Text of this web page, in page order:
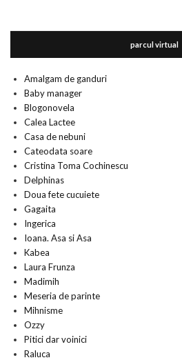
parcul virtual
Amalgam de ganduri
Baby manager
Blogonovela
Calea Lactee
Casa de nebuni
Cateodata soare
Cristina Toma Cochinescu
Delphinas
Doua fete cucuiete
Gagaita
Ingerica
Ioana. Asa si Asa
Kabea
Laura Frunza
Madimih
Meseria de parinte
Mihnisme
Ozzy
Pitici dar voinici
Raluca